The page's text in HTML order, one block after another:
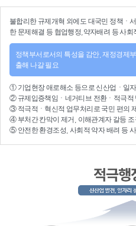
불합리한 규제개혁 외에도 대국민 정책ㆍ
한 문제해결 등 협업행정 ,약자배려 등사회
정책부서로서의 특성을 감안, 재정경제
출해 나갈 필요
① 기업현장 애로해소 등으로 신산업 ㆍ 일
② 규제입증책임 ㆍ 네거티브 전환ㆍ적극적
③ 적극적 ㆍ 혁신적 업무처리 로 국민 편의
④ 부처간 칸막이 제거, 이해관계자 갈등 조
⑤ 안전한 환경조성, 사회적 약자 배려 등